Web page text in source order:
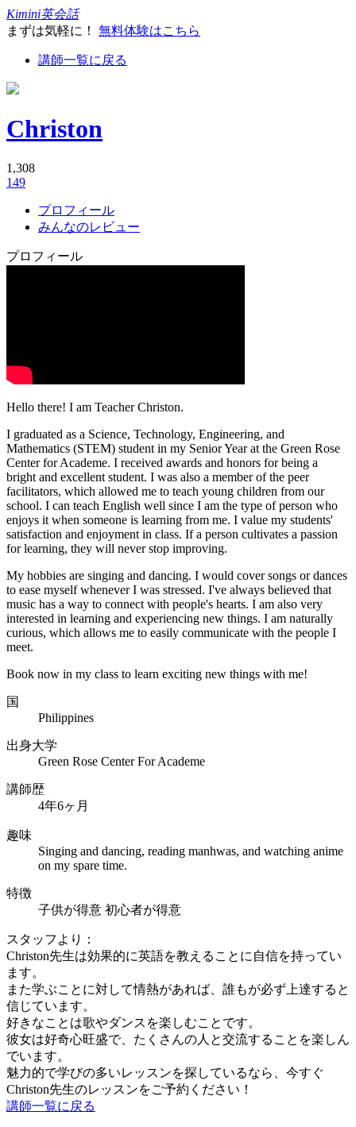
Kimini英会話
まずは気軽に！
無料体験はこちら
講師一覧に戻る
Christon
1,308
149
プロフィール
みんなのレビュー
プロフィール
Hello there! I am Teacher Christon.
I graduated as a Science, Technology, Engineering, and
Mathematics (STEM) student in my Senior Year at the Green Rose
Center for Academe. I received awards and honors for being a
bright and excellent student. I was also a member of the peer
facilitators, which allowed me to teach young children from our
school. I can teach English well since I am the type of person who
enjoys it when someone is learning from me. I value my students'
satisfaction and enjoyment in class. If a person cultivates a passion
for learning, they will never stop improving.
My hobbies are singing and dancing. I would cover songs or dances
to ease myself whenever I was stressed. I've always believed that
music has a way to connect with people's hearts. I am also very
interested in learning and experiencing new things. I am naturally
curious, which allows me to easily communicate with the people I
meet.
Book now in my class to learn exciting new things with me!
国
Philippines
出身大学
Green Rose Center For Academe
講師歴
4年6ヶ月
趣味
Singing and dancing, reading manhwas, and watching anime
on my spare time.
特徴
子供が得意 初心者が得意
スタッフより：
Christon先生は効果的に英語を教えることに自信を持ってい
ます。
また学ぶことに対して情熱があれば、誰もが必ず上達すると
信じています。
好きなことは歌やダンスを楽しむことです。
彼女は好奇心旺盛で、たくさんの人と交流することを楽しん
でいます。
魅力的で学びの多いレッスンを探しているなら、今すぐ
Christon先生のレッスンをご予約ください！
講師一覧に戻る